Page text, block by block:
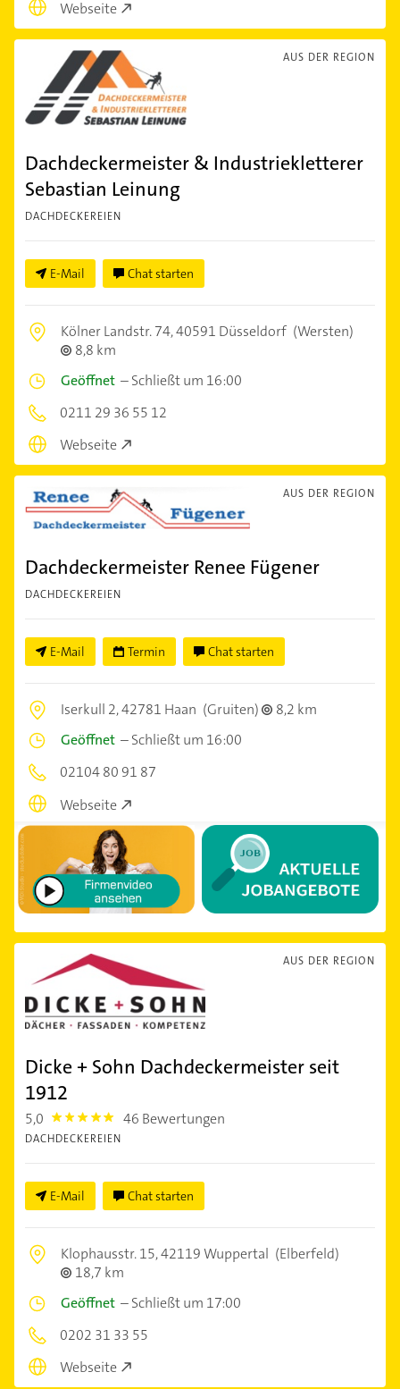
Webseite
AUS DER REGION
Dachdeckermeister & Industriekletterer
Sebastian Leinung
DACHDECKEREIEN
E-Mail Chat starten
Kölner Landstr. 74,40591 Düsseldorf (Wersten)
8,8 km
Geöffnet –Schließt um 16:00
0211 29 36 55 12
Webseite
AUS DER REGION
Dachdeckermeister Renee Fügener
DACHDECKEREIEN
E-Mail Termin Chat starten
Iserkull 2,42781 Haan (Gruiten)
8,2 km
Geöffnet –Schließt um 16:00
02104 80 91 87
Webseite
AUS DER REGION
Dicke + Sohn Dachdeckermeister seit
1912
5,0 5.0 46 Bewertungen
DACHDECKEREIEN
E-Mail Chat starten
Klophausstr. 15,42119 Wuppertal (Elberfeld)
18,7 km
Geöffnet –Schließt um 17:00
0202 31 33 55
Webseite